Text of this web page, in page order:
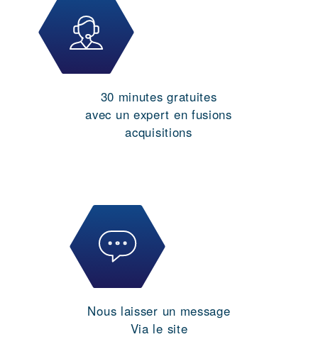
30 minutes gratuites
avec un expert en fusions
acquisitions
Nous laisser un message
Via le site